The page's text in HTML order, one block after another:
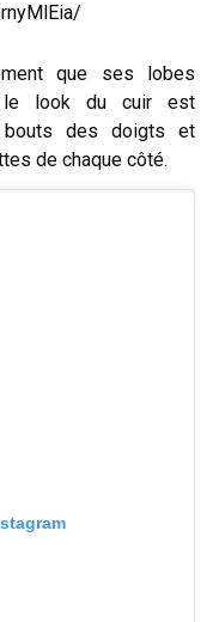
que ses lobes
le look du cuir est
bouts des doigts et
de chaque côté.